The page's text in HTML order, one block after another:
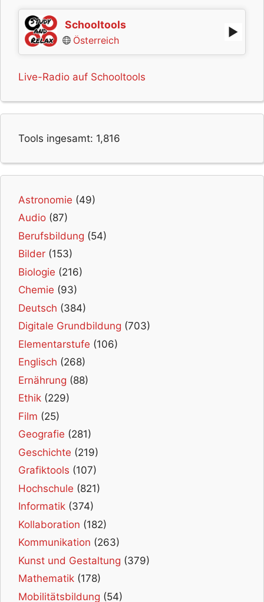
Schooltools
Österreich
Live-Radio auf Schooltools
Tools ingesamt: 1,816
Astronomie (49)
Audio (87)
Berufsbildung (54)
Bilder (153)
Biologie (216)
Chemie (93)
Deutsch (384)
Digitale Grundbildung (703)
Elementarstufe (106)
Englisch (268)
Ernährung (88)
Ethik (229)
Film (25)
Geografie (281)
Geschichte (219)
Grafiktools (107)
Hochschule (821)
Informatik (374)
Kollaboration (182)
Kommunikation (263)
Kunst und Gestaltung (379)
Mathematik (178)
Mobilitätsbildung (54)